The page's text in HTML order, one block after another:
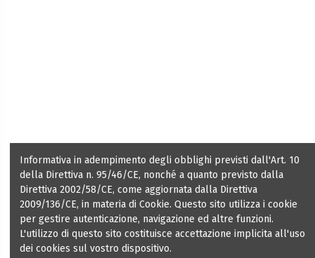
Informativa in adempimento degli obblighi previsti dall'Art. 10
della Direttiva n. 95/46/CE, nonché a quanto previsto dalla
Direttiva 2002/58/CE, come aggiornata dalla Direttiva
2009/136/CE, in materia di Cookie. Questo sito utilizza i cookie
per gestire autenticazione, navigazione ed altre funzioni.
L'utilizzo di questo sito costituisce accettazione implicita all'uso
dei cookies sul vostro dispositivo.